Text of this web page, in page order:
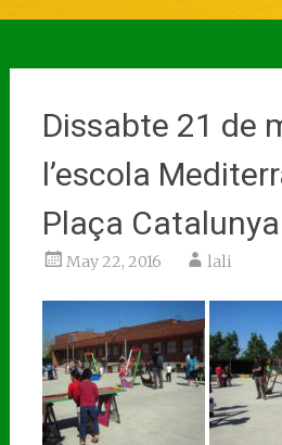
Dissabte 21 de
l’escola
Plaça Catalunya
May 22, 2016 lali